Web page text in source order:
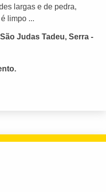
largas e de pedra,
limpo ...
Judas Tadeu, Serra -